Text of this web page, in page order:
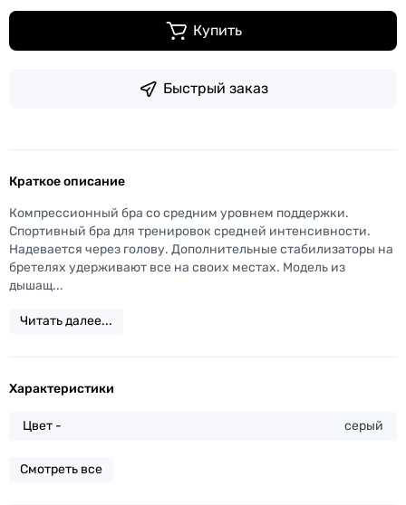
Купить
Быстрый заказ
Краткое описание
Компрессионный бра со средним уровнем поддержки.
Спортивный бра для тренировок средней интенсивности.
Надевается через голову. Дополнительные стабилизаторы на
бретелях удерживают все на своих местах. Модель из
дышащ...
Читать далее...
Характеристики
Цвет - серый
Смотреть все